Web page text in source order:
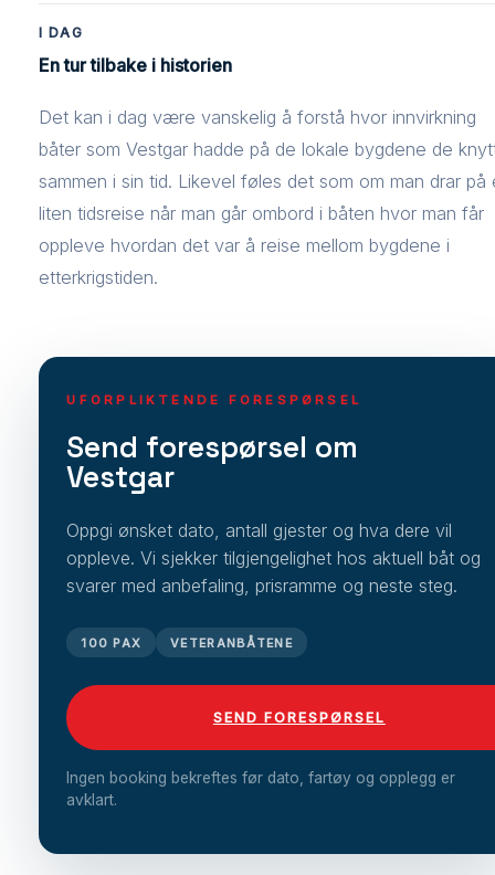
I DAG
En tur tilbake i historien
Det kan i dag være vanskelig å forstå hvor innvirkning
båter som Vestgar hadde på de lokale bygdene de
sammen i sin tid. Likevel føles det som om man drar på
liten tidsreise når man går ombord i båten hvor man får
oppleve hvordan det var å reise mellom bygdene i
etterkrigstiden.
UFORPLIKTENDE FORESPØRSEL
Send forespørsel om
Vestgar
Oppgi ønsket dato, antall gjester og hva dere vil
oppleve. Vi sjekker tilgjengelighet hos aktuell båt og
svarer med anbefaling, prisramme og neste steg.
100 PAX VETERANBÅTENE
SEND FORESPØRSEL
Ingen booking bekreftes før dato, fartøy og opplegg er
avklart.